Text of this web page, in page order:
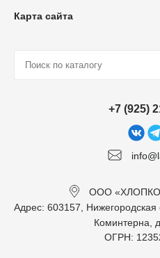
Карта сайта
+7 (925)
ООО
Адрес: 603157,
Коминтерна,
ОГРН: